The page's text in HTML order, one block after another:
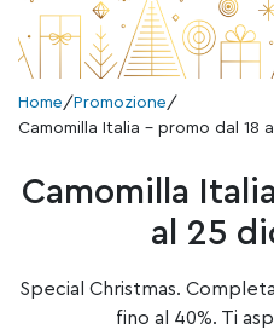
Home/ Promozione/
Camomilla Italia – promo dal 18
Camomilla
al 25
Special Christmas.
fino al 40%. Ti